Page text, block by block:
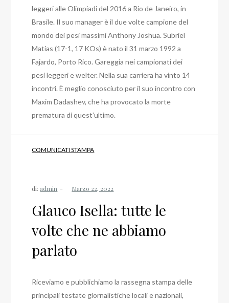
leggeri alle Olimpiadi del 2016 a Rio de Janeiro, in
Brasile. Il suo manager è il due volte campione del
mondo dei pesi massimi Anthony Joshua. Subriel
Matias (17-1, 17 KOs) è nato il 31 marzo 1992 a
Fajardo, Porto Rico. Gareggia nei campionati dei
pesi leggeri e welter. Nella sua carriera ha vinto 14
incontri. È meglio conosciuto per il suo incontro con
Maxim Dadashev, che ha provocato la morte
prematura di quest’ultimo.
COMUNICATI STAMPA
di: admin
Glauco Isella: tutte le
volte che ne abbiamo
parlato
Riceviamo e pubblichiamo la rassegna stampa delle
principali testate giornalistiche locali e nazionali,